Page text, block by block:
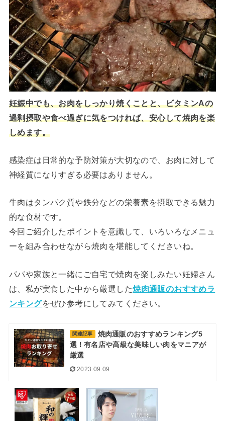
妊娠中でも、お肉をしっかり焼くことと、ビタミンAの
過剰摂取や食べ過ぎに気をつければ、安心して焼肉を楽
しめます。
感染症は日常的な予防対策が大切なので、お肉に対して
神経質になりすぎる必要はありません。
牛肉はタンパク質や鉄分などの栄養素を摂取できる魅力
的な食材です。
今回ご紹介したポイントを意識して、いろいろなメニュ
ーを組み合わせながら焼肉を堪能してくださいね。
パパや家族と一緒にご自宅で焼肉を楽しみたい妊婦さん
は、私が実食した中から厳選した焼肉通販のおすすめラ
ンキングをぜひ参考にしてみてください。
関連記事
焼肉通販のおすすめランキング5
選！有名店や高級な美味しい肉をマニアが
厳選
2023.09.09